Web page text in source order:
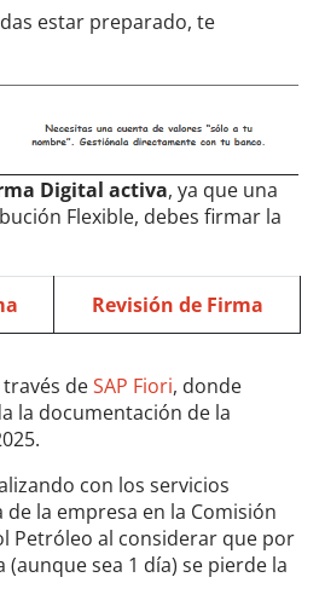
estar preparado, te
Digital activa, ya que una
Flexible, debes firmar la
Revisión de Firma
deSAP Fiori, donde
la documentación de la
con los servicios
la empresa en la Comisión
Petróleo al considerar que por
(aunque sea 1 día) se pierde la